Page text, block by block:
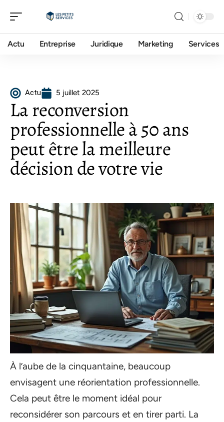
Actu Entreprise Juridique Marketing Services
Actu 5 juillet 2025
La reconversion
professionnelle à 50 ans
peut être la meilleure
décision de votre vie
À l’aube de la cinquantaine, beaucoup
envisagent une réorientation professionnelle.
Cela peut être le moment idéal pour
reconsidérer son parcours et en tirer parti. La